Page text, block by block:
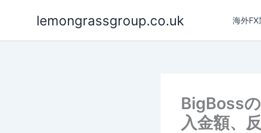
lemongrassgroup.co.uk 海外
BigBoss
入金額、